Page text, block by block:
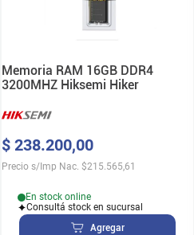
Memoria RAM 16GB DDR4
3200MHZ Hiksemi Hiker
$ 238.200,00
Precio s/Imp Nac. $215.565,61
En stock online
Consultá stock en sucursal
Agregar